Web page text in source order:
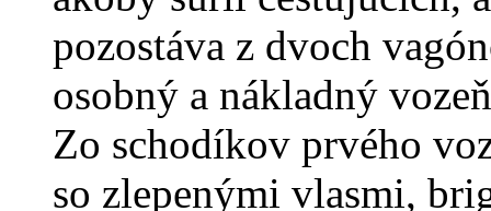
pozostáva z dvoch
osobný a nákladný
Zo schodíkov prvého
so zlepenými vlasmi,